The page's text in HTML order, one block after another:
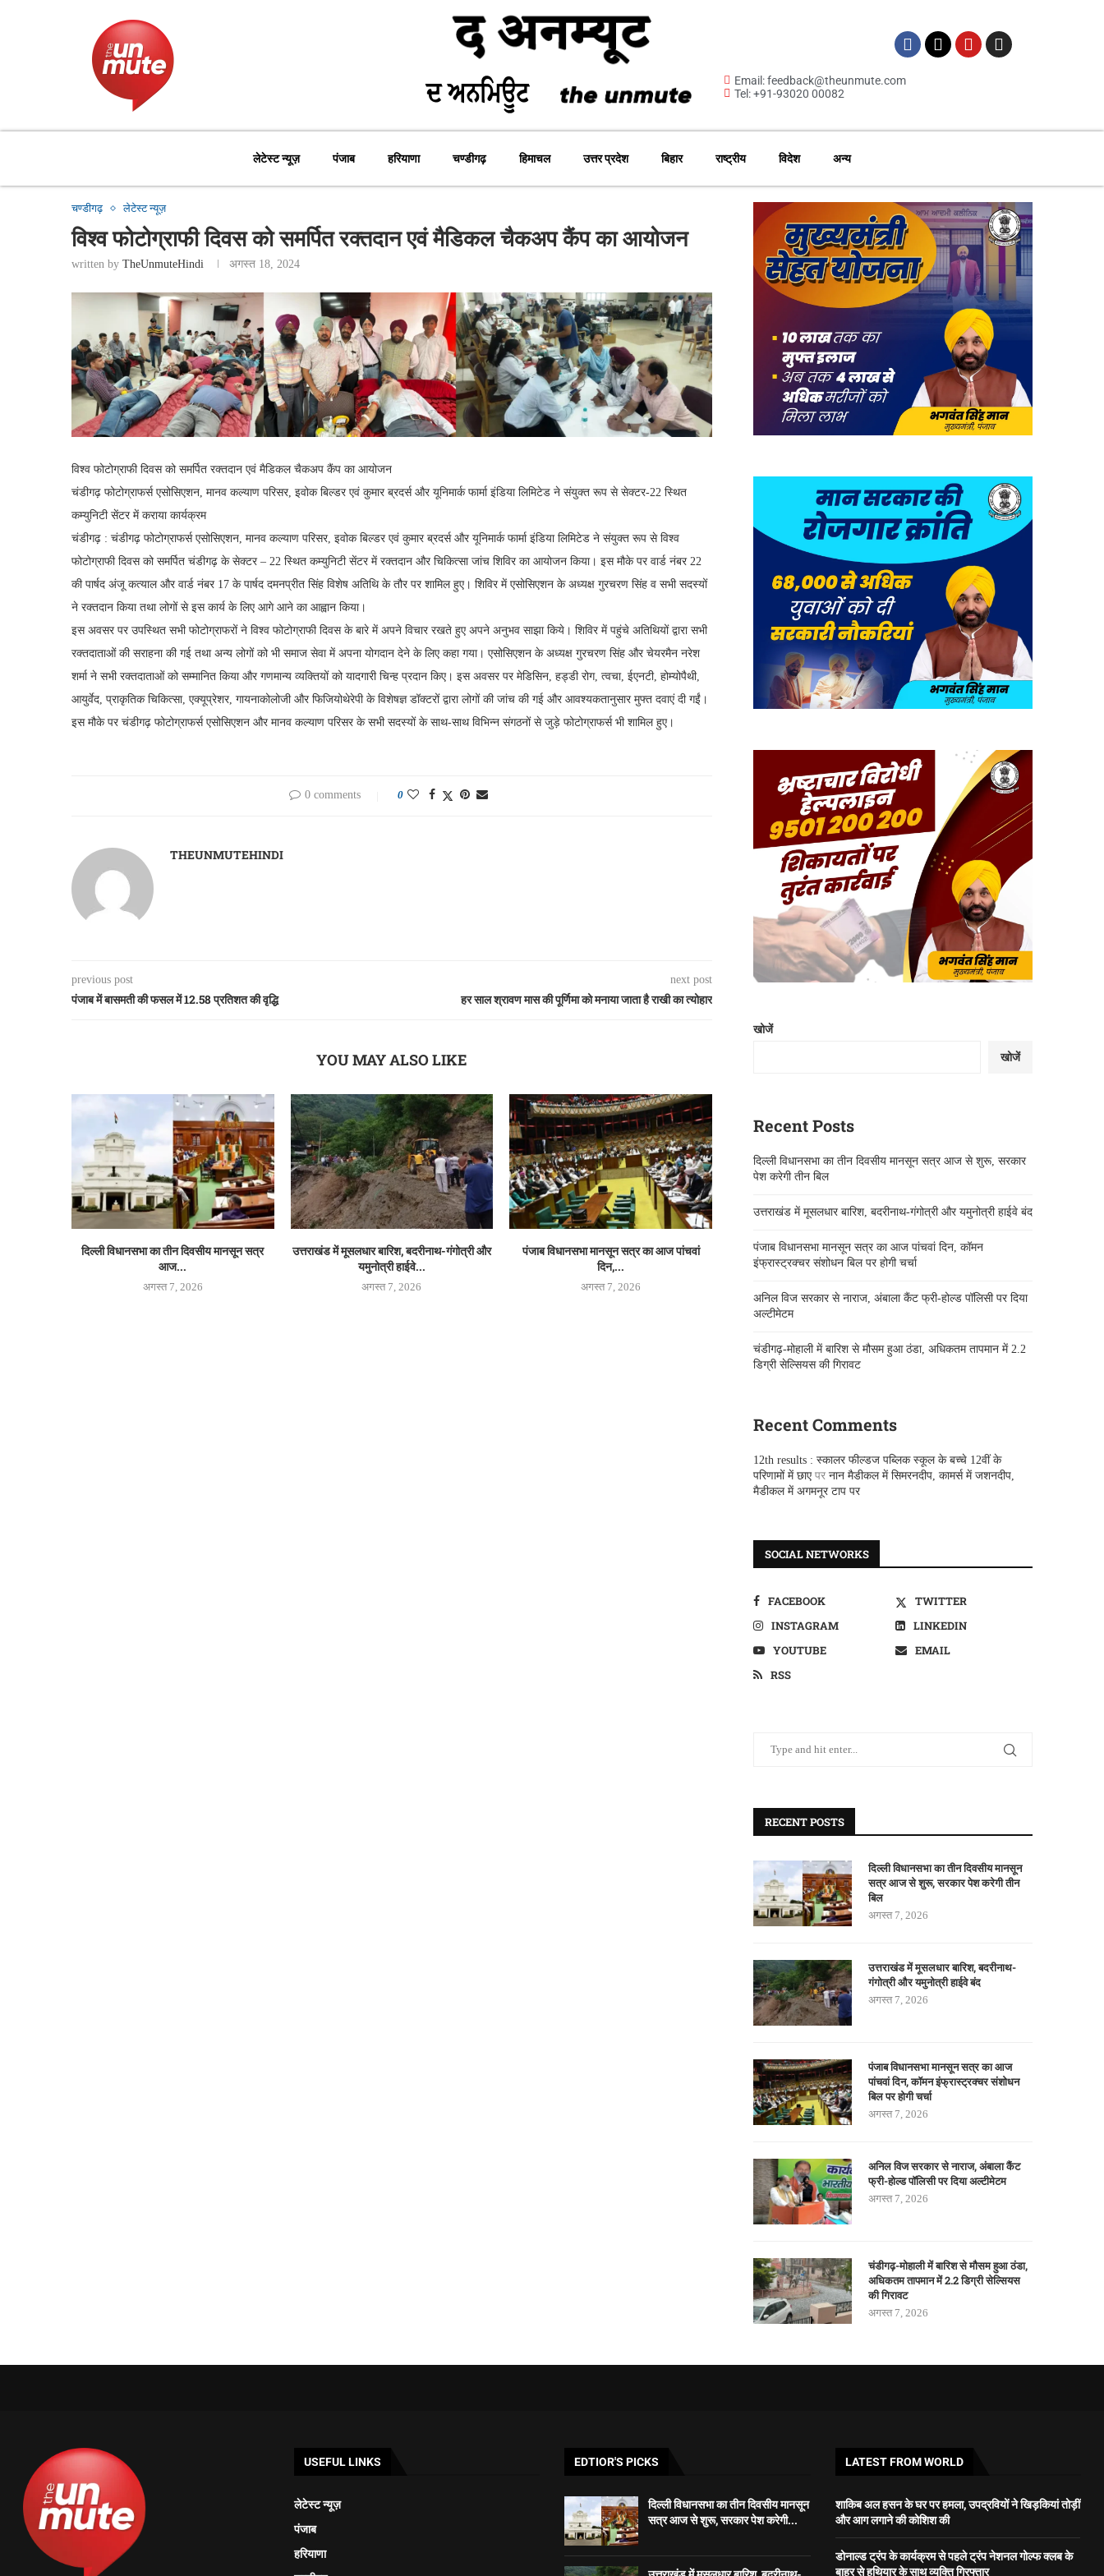
Email: feedback@theunmute.com
Tel: +91-93020 00082
लेटेस्ट न्यूज़ पंजाब हरियाणा चण्डीगढ़ हिमाचल उत्तर प्रदेश बिहार राष्ट्रीय विदेश अन्य
चण्डीगढ़ लेटेस्ट न्यूज़
विश्व फोटोग्राफी दिवस को समर्पित रक्तदान एवं मैडिकल चैकअप कैंप का आयोजन
written by TheUnmuteHindi अगस्त 18, 2024
विश्व फोटोग्राफी दिवस को समर्पित रक्तदान एवं मैडिकल चैकअप कैंप का आयोजन
चंडीगढ़ फोटोग्राफर्स एसोसिएशन, मानव कल्याण परिसर, इवोक बिल्डर एवं कुमार ब्रदर्स और यूनिमार्क फार्मा इंडिया लिमिटेड ने संयुक्त रूप से सेक्टर-22 स्थित
कम्युनिटी सेंटर में कराया कार्यक्रम
चंडीगढ़ : चंडीगढ़ फोटोग्राफर्स एसोसिएशन, मानव कल्याण परिसर, इवोक बिल्डर एवं कुमार ब्रदर्स और यूनिमार्क फार्मा इंडिया लिमिटेड ने संयुक्त रूप से विश्व
फोटोग्राफी दिवस को समर्पित चंडीगढ़ के सेक्टर – 22 स्थित कम्युनिटी सेंटर में रक्तदान और चिकित्सा जांच शिविर का आयोजन किया। इस मौके पर वार्ड नंबर 22
की पार्षद अंजू कत्याल और वार्ड नंबर 17 के पार्षद दमनप्रीत सिंह विशेष अतिथि के तौर पर शामिल हुए। शिविर में एसोसिएशन के अध्यक्ष गुरचरण सिंह व सभी सदस्यों
ने रक्तदान किया तथा लोगों से इस कार्य के लिए आगे आने का आह्वान किया।
इस अवसर पर उपस्थित सभी फोटोग्राफरों ने विश्व फोटोग्राफी दिवस के बारे में अपने विचार रखते हुए अपने अनुभव साझा किये। शिविर में पहुंचे अतिथियों द्वारा सभी
रक्तदाताओं की सराहना की गई तथा अन्य लोगों को भी समाज सेवा में अपना योगदान देने के लिए कहा गया। एसोसिएशन के अध्यक्ष गुरचरण सिंह और चेयरमैन नरेश
शर्मा ने सभी रक्तदाताओं को सम्मानित किया और गणमान्य व्यक्तियों को यादगारी चिन्ह प्रदान किए। इस अवसर पर मेडिसिन, हड्डी रोग, त्वचा, ईएनटी, होम्योपैथी,
आयुर्वेद, प्राकृतिक चिकित्सा, एक्यूप्रेशर, गायनाकोलोजी और फिजियोथेरेपी के विशेषज्ञ डॉक्टरों द्वारा लोगों की जांच की गई और आवश्यकतानुसार मुफ्त दवाएं दी गईं।
इस मौके पर चंडीगढ़ फोटोग्राफर्स एसोसिएशन और मानव कल्याण परिसर के सभी सदस्यों के साथ-साथ विभिन्न संगठनों से जुड़े फोटोग्राफर्स भी शामिल हुए।
0 comments 0
THEUNMUTEHINDI
previous post
पंजाब में बासमती की फसल में 12.58 प्रतिशत की वृद्धि
next post
हर साल श्रावण मास की पूर्णिमा को मनाया जाता है राखी का त्योहार
YOU MAY ALSO LIKE
दिल्ली विधानसभा का तीन दिवसीय मानसून सत्र
आज...
अगस्त 7, 2026
उत्तराखंड में मूसलधार बारिश, बदरीनाथ-गंगोत्री और
यमुनोत्री हाईवे...
अगस्त 7, 2026
पंजाब विधानसभा मानसून सत्र का आज पांचवां
दिन,...
अगस्त 7, 2026
खोजें
खोजें
Recent Posts
दिल्ली विधानसभा का तीन दिवसीय मानसून सत्र आज से शुरू, सरकार
पेश करेगी तीन बिल
उत्तराखंड में मूसलधार बारिश, बदरीनाथ-गंगोत्री और यमुनोत्री हाईवे बंद
पंजाब विधानसभा मानसून सत्र का आज पांचवां दिन, कॉमन
इंफ्रास्ट्रक्चर संशोधन बिल पर होगी चर्चा
अनिल विज सरकार से नाराज, अंबाला कैंट फ्री-होल्ड पॉलिसी पर दिया
अल्टीमेटम
चंडीगढ़-मोहाली में बारिश से मौसम हुआ ठंडा, अधिकतम तापमान में 2.2
डिग्री सेल्सियस की गिरावट
Recent Comments
12th results : स्कालर फील्डज पब्लिक स्कूल के बच्चे 12वीं के
परिणामों में छाएपर नान मैडीकल में सिमरनदीप, कामर्स में जशनदीप,
मैडीकल में अगमनूर टाप पर
SOCIAL NETWORKS
FACEBOOK
TWITTER
INSTAGRAM
LINKEDIN
YOUTUBE
EMAIL
RSS
RECENT POSTS
दिल्ली विधानसभा का तीन दिवसीय मानसून
सत्र आज से शुरू, सरकार पेश करेगी तीन
बिल
अगस्त 7, 2026
उत्तराखंड में मूसलधार बारिश, बदरीनाथ-
गंगोत्री और यमुनोत्री हाईवे बंद
अगस्त 7, 2026
पंजाब विधानसभा मानसून सत्र का आज
पांचवां दिन, कॉमन इंफ्रास्ट्रक्चर संशोधन
बिल पर होगी चर्चा
अगस्त 7, 2026
अनिल विज सरकार से नाराज, अंबाला कैंट
फ्री-होल्ड पॉलिसी पर दिया अल्टीमेटम
अगस्त 7, 2026
चंडीगढ़-मोहाली में बारिश से मौसम हुआ ठंडा,
अधिकतम तापमान में 2.2 डिग्री सेल्सियस
की गिरावट
अगस्त 7, 2026
USEFUL LINKS
लेटेस्ट न्यूज़
पंजाब
हरियाणा
EDTIOR'S PICKS
दिल्ली विधानसभा का तीन दिवसीय मानसून
सत्र आज से शुरू, सरकार पेश करेगी...
LATEST FROM WORLD
शाकिब अल हसन के घर पर हमला, उपद्रवियों ने खिड़कियां तोड़ीं
और आग लगाने की कोशिश की
डोनाल्ड ट्रंप के कार्यक्रम से पहले ट्रंप नेशनल गोल्फ क्लब के
बाहर से हथियार के साथ व्यक्ति गिरफ्तार